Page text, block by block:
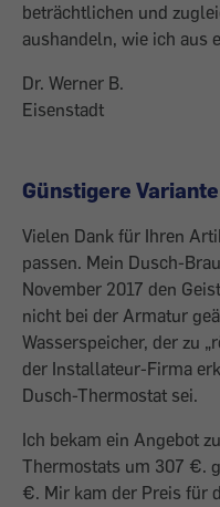
beträchtlichen und
aushandeln, wie ich aus
Dr. Werner B.
Eisenstadt
Günstigere Variante
Vielen Dank für Ihren
passen. Mein Dusch-
November 2017 den
nicht bei der Armatur
Wasserspeicher, der zu
der Installateur-Firma
Dusch-Thermostat sei.
Ich bekam ein Angebot
Thermostats um 307 €.
€. Mir kam der Preis für